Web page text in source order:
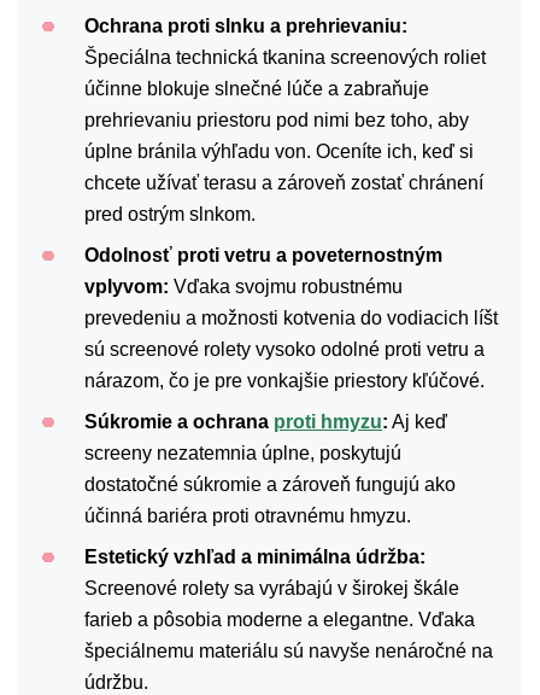
Ochrana proti slnku a prehrievaniu:
Špeciálna technická tkanina screenových roliet
účinne blokuje slnečné lúče a zabraňuje
prehrievaniu priestoru pod nimi bez toho, aby
úplne bránila výhľadu von. Oceníte ich, keď si
chcete užívať terasu a zároveň zostať chránení
pred ostrým slnkom.
Odolnosť proti vetru a poveternostným
vplyvom: Vďaka svojmu robustnému
prevedeniu a možnosti kotvenia do vodiacich líšt
sú screenové rolety vysoko odolné proti vetru a
nárazom, čo je pre vonkajšie priestory kľúčové.
Súkromie a ochrana proti hmyzu: Aj keď
screeny nezatemnia úplne, poskytujú
dostatočné súkromie a zároveň fungujú ako
účinná bariéra proti otravnému hmyzu.
Estetický vzhľad a minimálna údržba:
Screenové rolety sa vyrábajú v širokej škále
farieb a pôsobia moderne a elegantne. Vďaka
špeciálnemu materiálu sú navyše nenáročné na
údržbu.